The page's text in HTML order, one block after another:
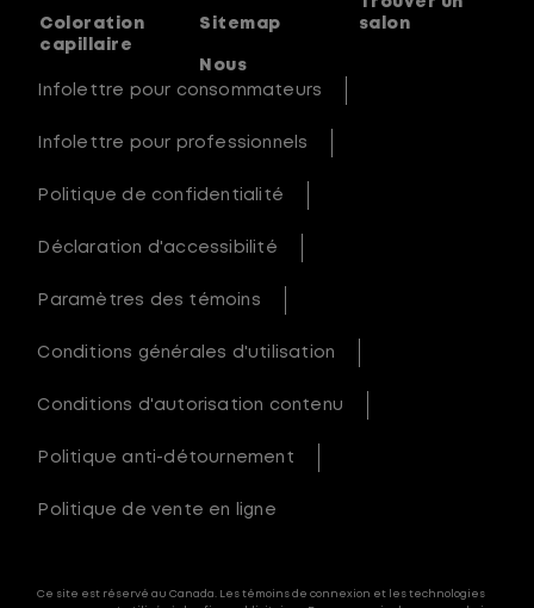
Coloration
capillaire
Sitemap
Nous
salon
Infolettre pour consommateurs
Infolettre pour professionnels
Politique de confidentialité
Déclaration d'accessibilité
Paramètres des témoins
Conditions générales d'utilisation
Conditions d'autorisation contenu
Politique anti-détournement
Politique de vente en ligne
Ce site est réservé au Canada. Les témoins de connexion et les technologies